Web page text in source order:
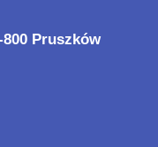
800 Pruszków